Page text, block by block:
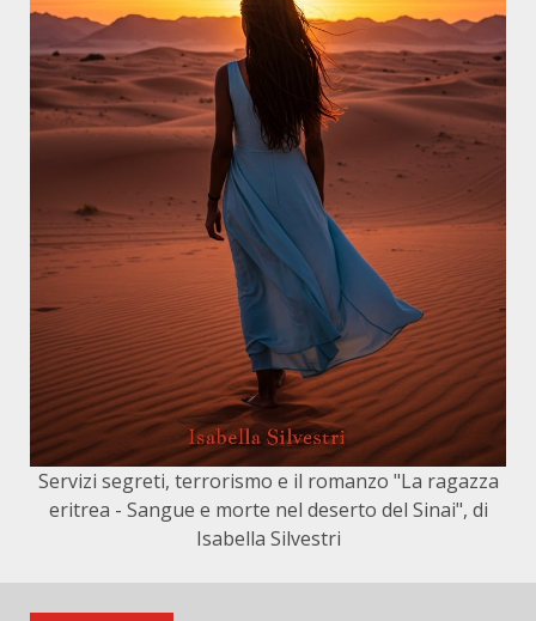
Servizi segreti, terrorismo e il romanzo "La ragazza
eritrea - Sangue e morte nel deserto del Sinai", di
Isabella Silvestri